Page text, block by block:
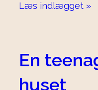
Læs indlægget »
En
huset